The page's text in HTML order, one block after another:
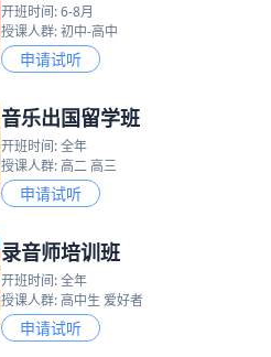
开班时间: 6-8月
授课人群: 初中-高中
申请试听
音乐出国留学班
开班时间: 全年
授课人群: 高二 高三
申请试听
录音师培训班
开班时间: 全年
授课人群: 高中生 爱好者
申请试听